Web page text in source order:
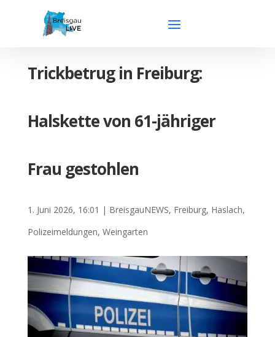
Trickbetrug in Freiburg:
Halskette von 61-jähriger
Frau gestohlen
1. Juni 2026, 16:01 | BreisgauNEWS, Freiburg, Haslach,
Polizeimeldungen, Weingarten